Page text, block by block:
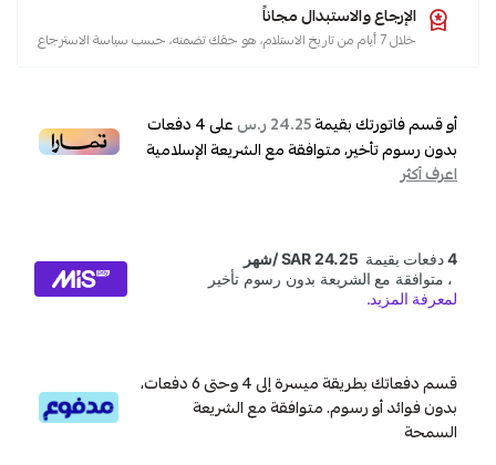
الإرجاع والاستبدال مجاناً
خلال 7 أيام من تاريخ الاستلام، هو حقك تضمنه، حسب سياسة الاسترجاع
أو قسم فاتورتك بقيمة24.25 ر.س على4دفعات
بدون رسوم تأخير، متوافقة مع الشريعة الإسلامية
اعرف أكثر
قسم دفعاتك بطريقة ميسرة إلى 4 وحتى 6 دفعات،
بدون فوائد أو رسوم. متوافقة مع الشريعة
السمحة